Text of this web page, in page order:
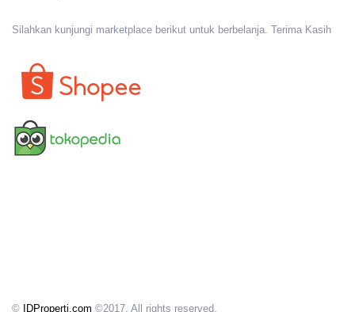
Silahkan kunjungi marketplace berikut untuk berbelanja. Terima Kasih
© IDProperti.com ©2017. All rights reserved.